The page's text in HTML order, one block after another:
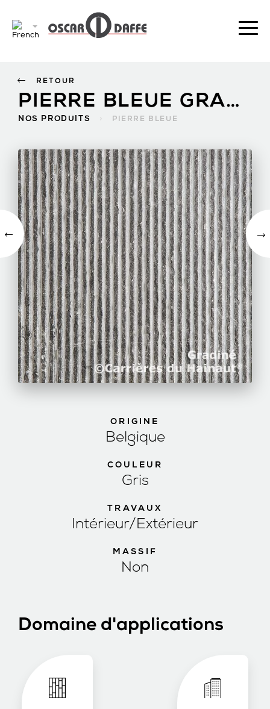
PIERRE BLEUE GRADINÉE
NOS PRODUITS PIERRE BLEUE
RETOUR
ORIGINE
Belgique
COULEUR
Gris
TRAVAUX
Intérieur/Extérieur
MASSIF
Non
Domaine d'applications